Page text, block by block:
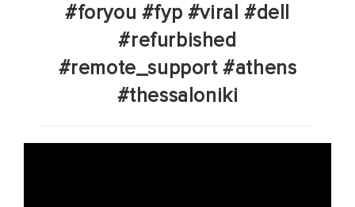
#foryou #fyp #viral #dell
#refurbished
#remote_support #athens
#thessaloniki